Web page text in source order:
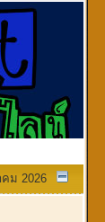
คม 2026